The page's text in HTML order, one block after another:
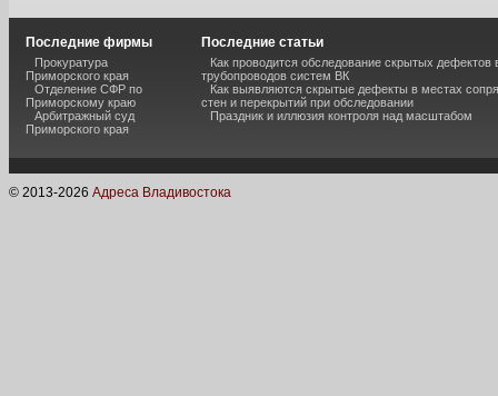
Последние фирмы
Прокуратура
Приморского края
Отделение СФР по
Приморскому краю
Арбитражный суд
Приморского края
Последние статьи
Как проводится обследование скрытых дефектов
трубопроводов систем ВК
Как выявляются скрытые дефекты в местах
стен и перекрытий при обследовании
Праздник и иллюзия контроля над масштабом
© 2013-2026 Адреса Владивостока